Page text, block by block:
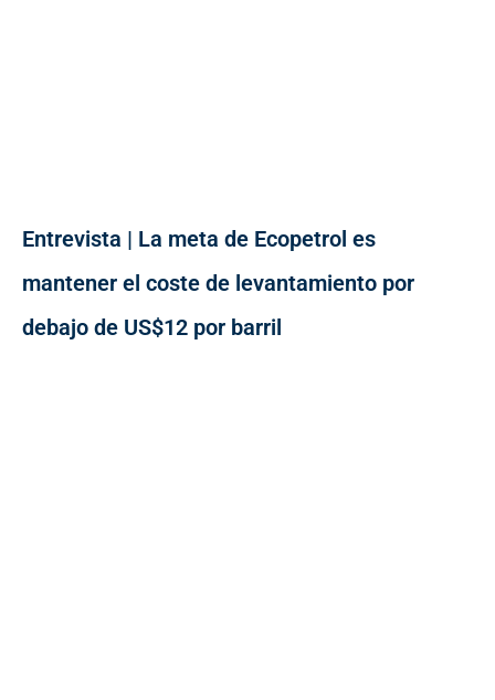
Entrevista | La meta de Ecopetrol es
mantener el coste de levantamiento por
debajo de US$12 por barril